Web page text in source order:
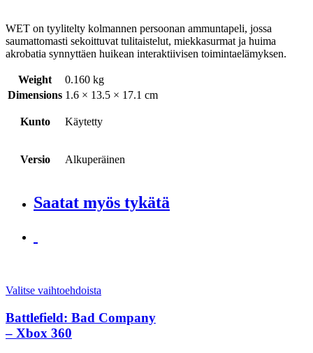
WET on tyylitelty kolmannen persoonan ammuntapeli, jossa
saumattomasti sekoittuvat tulitaistelut, miekkasurmat ja huima
akrobatia synnyttäen huikean interaktiivisen toimintaelämyksen.
Weight
0.160 kg
Dimensions 1.6 × 13.5 × 17.1 cm
Kunto Käytetty
Versio Alkuperäinen
Saatat myös tykätä
Valitse vaihtoehdoista
Battlefield: Bad Company
– Xbox 360